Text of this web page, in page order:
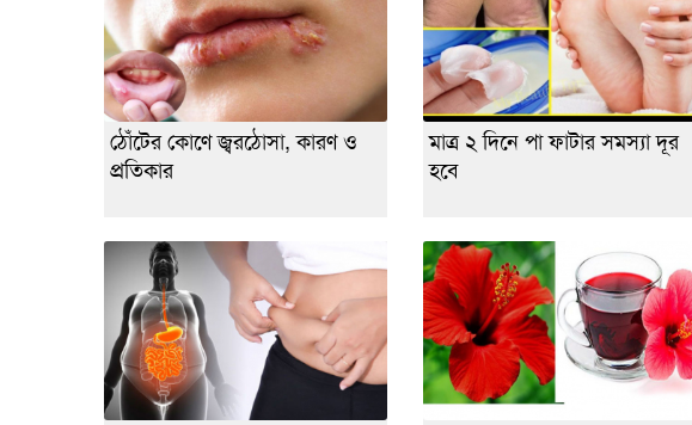
ঠোঁটের কোণে জ্বরঠোসা, কারণ ও
প্রতিকার
মাত্র ২ দিনে পা ফাটার সমস্যা দূর
হবে